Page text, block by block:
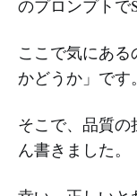
のプロンプトで
ここで気にあ
かどうか」です。
そこで、品質の
ん書きました。